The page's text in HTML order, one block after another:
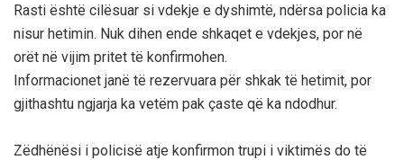
Rasti është cilësuar si vdekje e dyshimtë, ndërsa policia ka
nisur hetimin. Nuk dihen ende shkaqet e vdekjes, por në
orët në vijim pritet të konfirmohen.
Informacionet janë të rezervuara për shkak të hetimit, por
gjithashtu ngjarja ka vetëm pak çaste që ka ndodhur.
Zëdhënësi i policisë atje konfirmon trupi i viktimës do të